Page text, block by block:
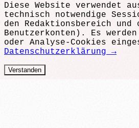
Diese Website verwendet
technisch notwendige
den Redaktionsbereich und
Benutzerkonten). Es
oder Analyse-Cookies
Datenschutzerklärung →
Verstanden